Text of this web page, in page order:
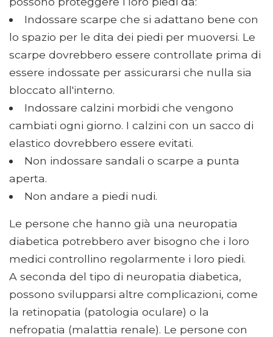
Indossare scarpe che si adattano bene con
lo spazio per le dita dei piedi per muoversi. Le
scarpe dovrebbero essere controllate prima di
essere indossate per assicurarsi che nulla sia
bloccato all'interno.
Indossare calzini morbidi che vengono
cambiati ogni giorno. I calzini con un sacco di
elastico dovrebbero essere evitati.
Non indossare sandali o scarpe a punta
aperta.
Non andare a piedi nudi.
Le persone che hanno già una neuropatia
diabetica potrebbero aver bisogno che i loro
medici controllino regolarmente i loro piedi.
A seconda del tipo di neuropatia diabetica,
possono svilupparsi altre complicazioni, come
la retinopatia (patologia oculare) o la
nefropatia (malattia renale). Le persone con